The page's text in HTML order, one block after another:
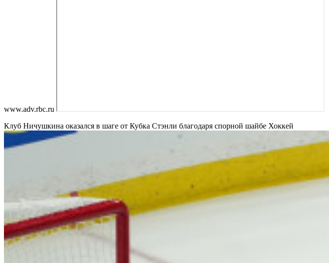
www.adv.rbc.ru
Клуб Ничушкина оказался в шаге от Кубка Стэнли благодаря спорной шайбе Хоккей